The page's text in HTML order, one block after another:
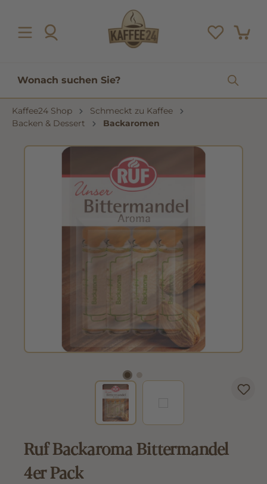
Kaffee24 Shop
Schmeckt zu Kaffee
Backen & Dessert
Backaromen
Ruf Backaroma Bittermandel
4er Pack